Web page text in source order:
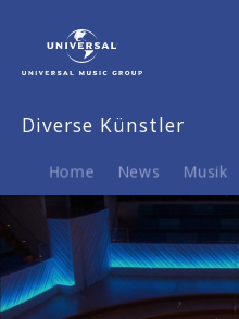
Video
Aldemaro:
Strings:
con
Pajarillo
Diverse Künstler
Home News Musik